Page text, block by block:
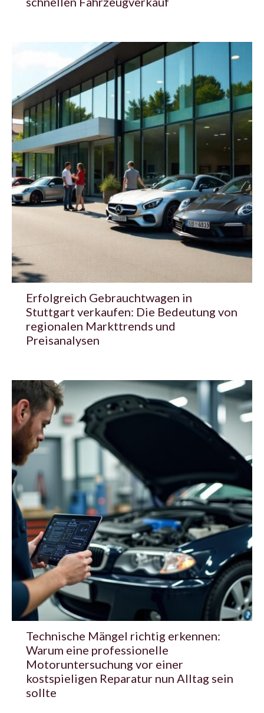
Erfolgreich Gebrauchtwagen in
Stuttgart verkaufen: Die Bedeutung von
regionalen Markttrends und
Preisanalysen
Technische Mängel richtig erkennen:
Warum eine professionelle
Motoruntersuchung vor einer
kostspieligen Reparatur nun Alltag sein
sollte